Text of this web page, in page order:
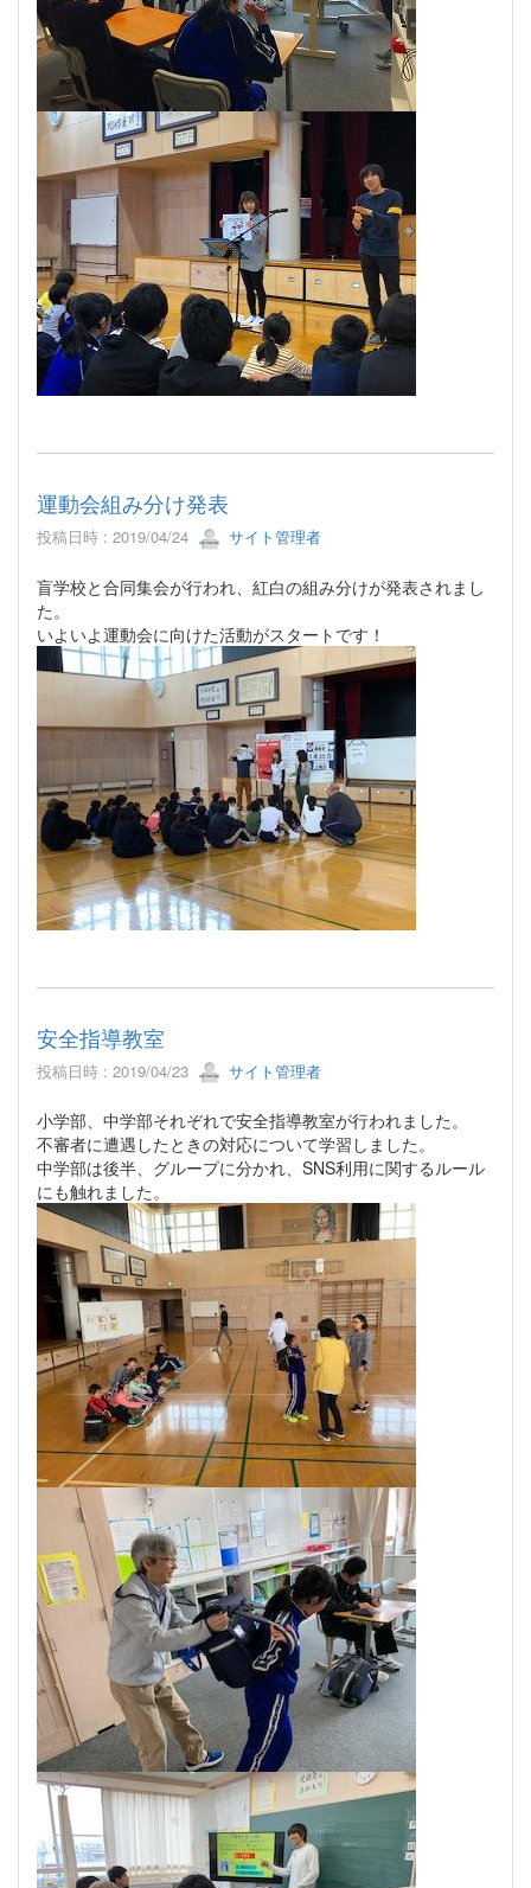
運動会組み分け発表
投稿日時 : 2019/04/24 サイト管理者
盲学校と合同集会が行われ、紅白の組み分けが発表されまし
た。
いよいよ運動会に向けた活動がスタートです！
安全指導教室
投稿日時 : 2019/04/23 サイト管理者
小学部、中学部それぞれで安全指導教室が行われました。
不審者に遭遇したときの対応について学習しました。
中学部は後半、グループに分かれ、SNS利用に関するルール
にも触れました。